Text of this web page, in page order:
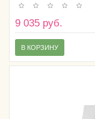
9 035 руб.
В КОРЗИНУ